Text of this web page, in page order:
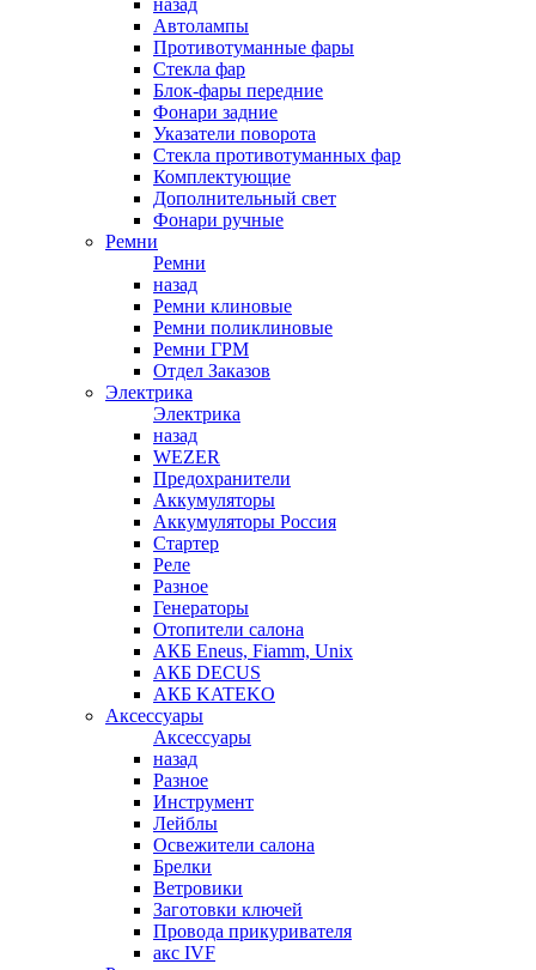
назад
Автолампы
Противотуманные фары
Стекла фар
Блок-фары передние
Фонари задние
Указатели поворота
Стекла противотуманных фар
Комплектующие
Дополнительный свет
Фонари ручные
Ремни
Ремни
назад
Ремни клиновые
Ремни поликлиновые
Ремни ГРМ
Отдел Заказов
Электрика
Электрика
назад
WEZER
Предохранители
Аккумуляторы
Аккумуляторы Россия
Стартер
Реле
Разное
Генераторы
Отопители салона
АКБ Eneus, Fiamm, Unix
АКБ DECUS
АКБ KATEKO
Аксессуары
Аксессуары
назад
Разное
Инструмент
Лейблы
Освежители салона
Брелки
Ветровики
Заготовки ключей
Провода прикуривателя
акс IVF